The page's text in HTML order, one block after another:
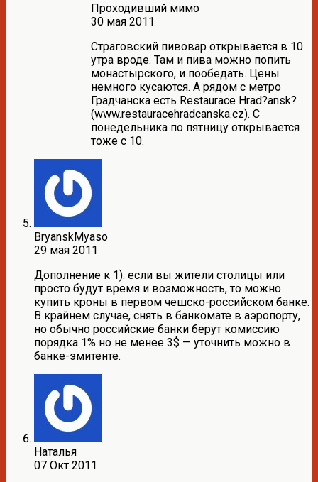
Проходивший мимо
30 мая 2011
Страговский пивовар открывается в 10
утра вроде. Там и пива можно попить
монастырского, и пообедать. Цены
немного кусаются. А рядом с метро
Градчанска есть Restaurace Hrad?ansk?
(www.restauracehradcanska.cz). С
понедельника по пятницу открывается
тоже с 10.
BryanskMyaso
29 мая 2011
Дополнение к 1): если вы жители столицы или
просто будут время и возможность, то можно
купить кроны в первом чешско-российском банке.
В крайнем случае, снять в банкомате в аэропорту,
но обычно российские банки берут комиссию
порядка 1% но не менее 3$ — уточнить можно в
банке-эмитенте.
Наталья
07 Окт 2011